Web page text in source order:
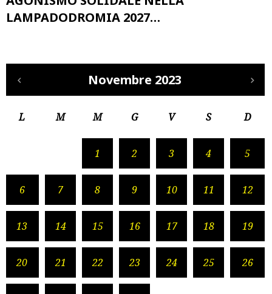
LAMPADODROMIA 2027…
Novembre 2023
L M M G V S D
1 2 3 4 5
6 7 8 9 10 11 12
13 14 15 16 17 18 19
20 21 22 23 24 25 26